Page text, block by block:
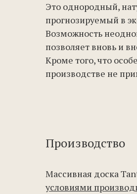
Это однородный,
прогнозируемый в
Возможность
позволяет вновь и
Кроме того, что
производстве не
Производство
Массивная доска
условиями